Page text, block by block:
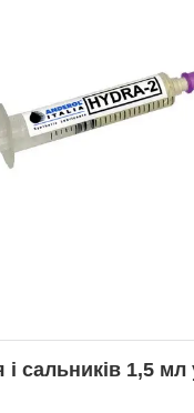
сальників 1,5 мл